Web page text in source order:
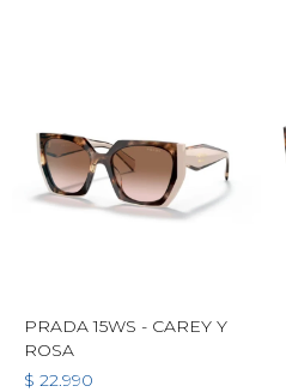
PRADA 15WS - CAREY Y
ROSA
$ 22.990